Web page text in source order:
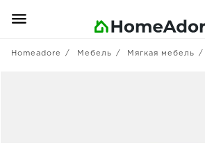
Homeadore Мебель Мягкая мебель